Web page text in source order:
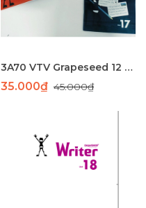
3A70 VTV Grapeseed 12 (43) - LASER
35.000₫ 45.000₫